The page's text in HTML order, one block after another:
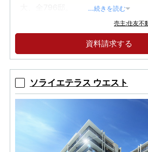
大規模地区計画により、緑豊か
た美しい街並み。大型商業施設トー
き中心、75m2中心のゆとりと豊富
...続きを読む
売主:住友不
資料請求する
ソライエテラス ウエスト